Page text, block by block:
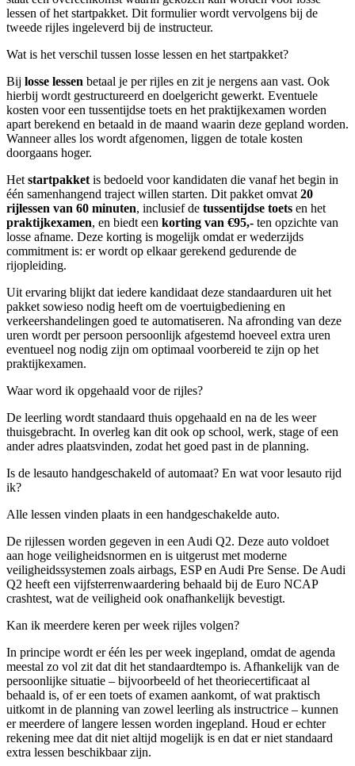
lessen of het startpakket. Dit formulier wordt vervolgens bij de
tweede rijles ingeleverd bij de instructeur.
Wat is het verschil tussen losse lessen en het startpakket?
Bij losse lessen betaal je per rijles en zit je nergens aan vast. Ook
hierbij wordt gestructureerd en doelgericht gewerkt. Eventuele
kosten voor een tussentijdse toets en het praktijkexamen worden
apart berekend en betaald in de maand waarin deze gepland worden.
Wanneer alles los wordt afgenomen, liggen de totale kosten
doorgaans hoger.
Het startpakket is bedoeld voor kandidaten die vanaf het begin in
één samenhangend traject willen starten. Dit pakket omvat 20
rijlessen van 60 minuten, inclusief de tussentijdse toets en het
praktijkexamen, en biedt een korting van €95,- ten opzichte van
losse afname. Deze korting is mogelijk omdat er wederzijds
commitment is: er wordt op elkaar gerekend gedurende de
rijopleiding.
Uit ervaring blijkt dat iedere kandidaat deze standaarduren uit het
pakket sowieso nodig heeft om de voertuigbediening en
verkeershandelingen goed te automatiseren. Na afronding van deze
uren wordt per persoon persoonlijk afgestemd hoeveel extra uren
eventueel nog nodig zijn om optimaal voorbereid te zijn op het
praktijkexamen.
Waar word ik opgehaald voor de rijles?
De leerling wordt standaard thuis opgehaald en na de les weer
thuisgebracht. In overleg kan dit ook op school, werk, stage of een
ander adres plaatsvinden, zodat het goed past in de planning.
Is de lesauto handgeschakeld of automaat? En wat voor lesauto rijd
ik?
Alle lessen vinden plaats in een handgeschakelde auto.
De rijlessen worden gegeven in een Audi Q2. Deze auto voldoet
aan hoge veiligheidsnormen en is uitgerust met moderne
veiligheidssystemen zoals airbags, ESP en Audi Pre Sense. De Audi
Q2 heeft een vijfsterrenwaardering behaald bij de Euro NCAP
crashtest, wat de veiligheid ook onafhankelijk bevestigt.
Kan ik meerdere keren per week rijles volgen?
In principe wordt er één les per week ingepland, omdat de agenda
meestal zo vol zit dat dit het standaardtempo is. Afhankelijk van de
persoonlijke situatie – bijvoorbeeld of het theoriecertificaat al
behaald is, of er een toets of examen aankomt, of wat praktisch
uitkomt in de planning van zowel leerling als instructrice – kunnen
er meerdere of langere lessen worden ingepland. Houd er echter
rekening mee dat dit niet altijd mogelijk is en dat er niet standaard
extra lessen beschikbaar zijn.